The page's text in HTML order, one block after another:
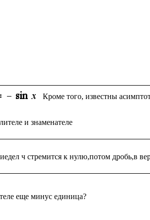
Кроме того, известны